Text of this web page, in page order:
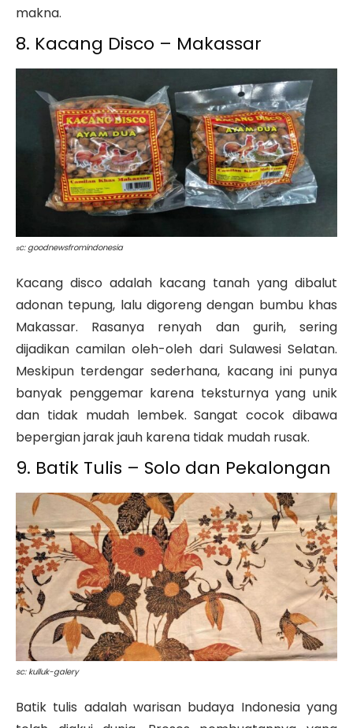
makna.
8. Kacang Disco – Makassar
sc: goodnewsfromindonesia
Kacang disco adalah kacang tanah yang dibalut
adonan tepung, lalu digoreng dengan bumbu khas
Makassar. Rasanya renyah dan gurih, sering
dijadikan camilan oleh-oleh dari Sulawesi Selatan.
Meskipun terdengar sederhana, kacang ini punya
banyak penggemar karena teksturnya yang unik
dan tidak mudah lembek. Sangat cocok dibawa
bepergian jarak jauh karena tidak mudah rusak.
9. Batik Tulis – Solo dan Pekalongan
sc: kulluk-galery
Batik tulis adalah warisan budaya Indonesia yang